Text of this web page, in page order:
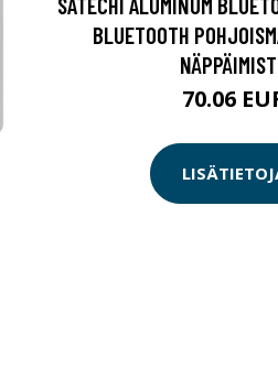
BLUETOOTH
70.06